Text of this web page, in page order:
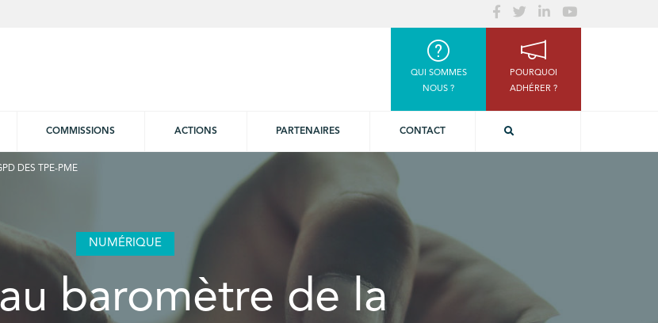
QUI SOMMES
NOUS ?
POURQUOI
ADHÉRER ?
COMMISSIONS ACTIONS PARTENAIRES CONTACT
DES TPE-PME
NUMÉRIQUE
baromètre de la